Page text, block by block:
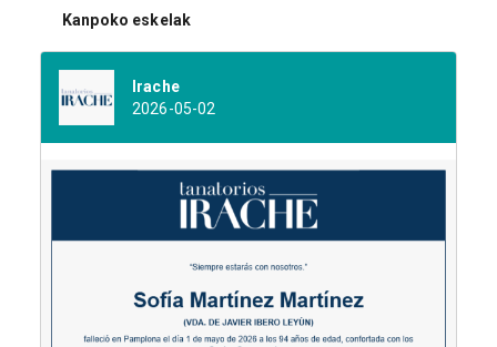
Kanpoko eskelak
Irache
2026-05-02